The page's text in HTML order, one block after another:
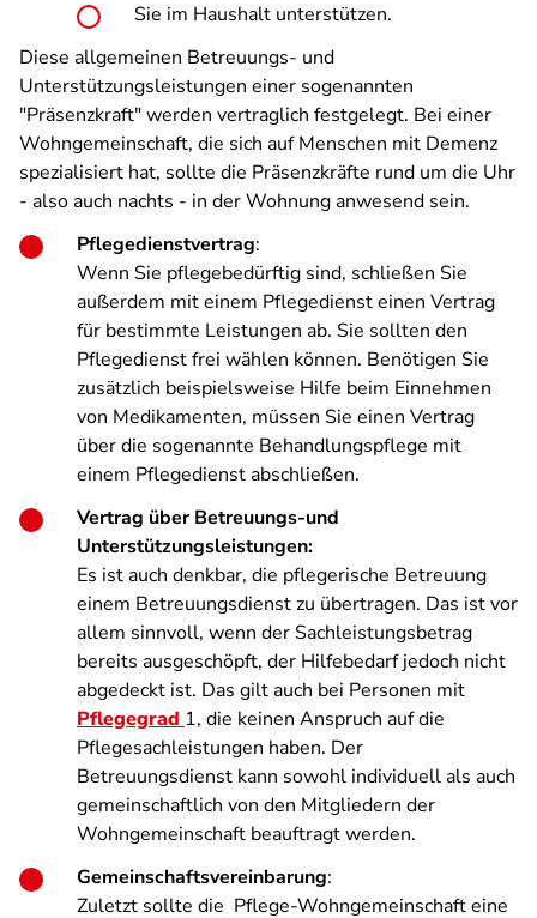
Sie im Haushalt unterstützen.
Diese allgemeinen Betreuungs- und
Unterstützungsleistungen einer sogenannten
"Präsenzkraft" werden vertraglich festgelegt. Bei einer
Wohngemeinschaft, die sich auf Menschen mit Demenz
spezialisiert hat, sollte die Präsenzkräfte rund um die Uhr
- also auch nachts - in der Wohnung anwesend sein.
Pflegedienstvertrag:
Wenn Sie pflegebedürftig sind, schließen Sie
außerdem mit einem Pflegedienst einen Vertrag
für bestimmte Leistungen ab. Sie sollten den
Pflegedienst frei wählen können. Benötigen Sie
zusätzlich beispielsweise Hilfe beim Einnehmen
von Medikamenten, müssen Sie einen Vertrag
über die sogenannte Behandlungspflege mit
einem Pflegedienst abschließen.
Vertrag über Betreuungs-und
Unterstützungsleistungen:
Es ist auch denkbar, die pflegerische Betreuung
einem Betreuungsdienst zu übertragen. Das ist vor
allem sinnvoll, wenn der Sachleistungsbetrag
bereits ausgeschöpft, der Hilfebedarf jedoch nicht
abgedeckt ist. Das gilt auch bei Personen mit
Pflegegrad 1, die keinen Anspruch auf die
Pflegesachleistungen haben. Der
Betreuungsdienst kann sowohl individuell als auch
gemeinschaftlich von den Mitgliedern der
Wohngemeinschaft beauftragt werden.
Gemeinschaftsvereinbarung:
Zuletzt sollte die Pflege-Wohngemeinschaft eine